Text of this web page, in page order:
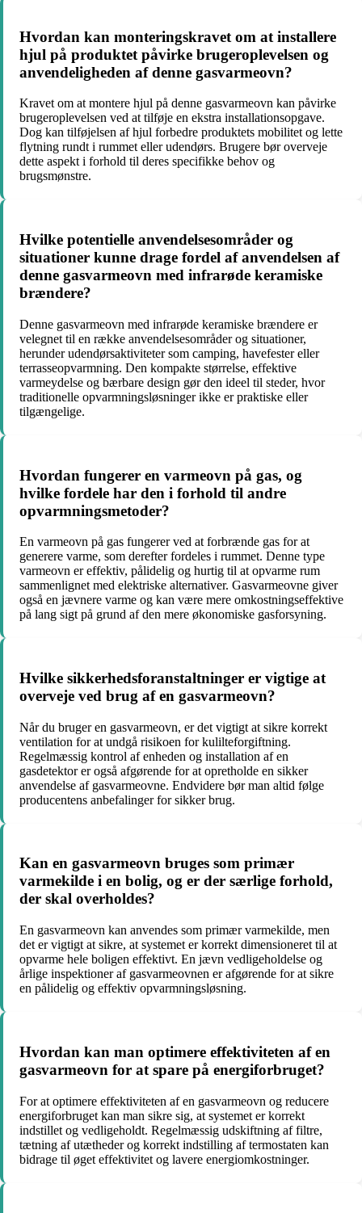
Hvordan kan monteringskravet om at installere
hjul på produktet påvirke brugeroplevelsen og
anvendeligheden af denne gasvarmeovn?
Kravet om at montere hjul på denne gasvarmeovn kan påvirke
brugeroplevelsen ved at tilføje en ekstra installationsopgave.
Dog kan tilføjelsen af hjul forbedre produktets mobilitet og lette
flytning rundt i rummet eller udendørs. Brugere bør overveje
dette aspekt i forhold til deres specifikke behov og
brugsmønstre.
Hvilke potentielle anvendelsesområder og
situationer kunne drage fordel af anvendelsen af
denne gasvarmeovn med infrarøde keramiske
brændere?
Denne gasvarmeovn med infrarøde keramiske brændere er
velegnet til en række anvendelsesområder og situationer,
herunder udendørsaktiviteter som camping, havefester eller
terrasseopvarmning. Den kompakte størrelse, effektive
varmeydelse og bærbare design gør den ideel til steder, hvor
traditionelle opvarmningsløsninger ikke er praktiske eller
tilgængelige.
Hvordan fungerer en varmeovn på gas, og
hvilke fordele har den i forhold til andre
opvarmningsmetoder?
En varmeovn på gas fungerer ved at forbrænde gas for at
generere varme, som derefter fordeles i rummet. Denne type
varmeovn er effektiv, pålidelig og hurtig til at opvarme rum
sammenlignet med elektriske alternativer. Gasvarmeovne giver
også en jævnere varme og kan være mere omkostningseffektive
på lang sigt på grund af den mere økonomiske gasforsyning.
Hvilke sikkerhedsforanstaltninger er vigtige at
overveje ved brug af en gasvarmeovn?
Når du bruger en gasvarmeovn, er det vigtigt at sikre korrekt
ventilation for at undgå risikoen for kulilteforgiftning.
Regelmæssig kontrol af enheden og installation af en
gasdetektor er også afgørende for at opretholde en sikker
anvendelse af gasvarmeovne. Endvidere bør man altid følge
producentens anbefalinger for sikker brug.
Kan en gasvarmeovn bruges som primær
varmekilde i en bolig, og er der særlige forhold,
der skal overholdes?
En gasvarmeovn kan anvendes som primær varmekilde, men
det er vigtigt at sikre, at systemet er korrekt dimensioneret til at
opvarme hele boligen effektivt. En jævn vedligeholdelse og
årlige inspektioner af gasvarmeovnen er afgørende for at sikre
en pålidelig og effektiv opvarmningsløsning.
Hvordan kan man optimere effektiviteten af en
gasvarmeovn for at spare på energiforbruget?
For at optimere effektiviteten af en gasvarmeovn og reducere
energiforbruget kan man sikre sig, at systemet er korrekt
indstillet og vedligeholdt. Regelmæssig udskiftning af filtre,
tætning af utætheder og korrekt indstilling af termostaten kan
bidrage til øget effektivitet og lavere energiomkostninger.